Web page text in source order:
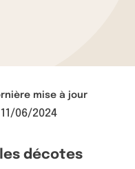
mise à jour
11/06/2024
les décotes